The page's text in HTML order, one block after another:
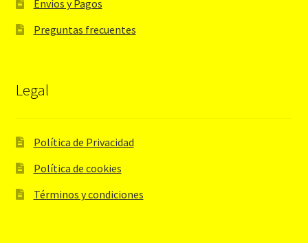
Envíos y Pagos
Preguntas frecuentes
Legal
Política de Privacidad
Política de cookies
Términos y condiciones